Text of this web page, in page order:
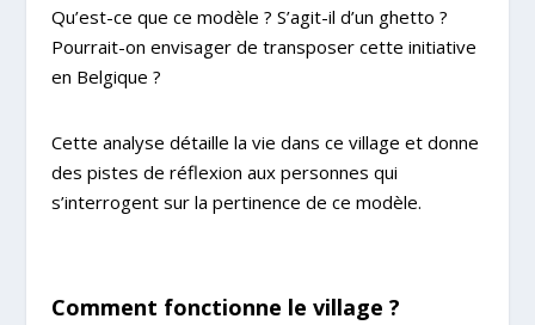
Qu’est-ce que ce modèle ? S’agit-il d’un ghetto ?
Pourrait-on envisager de transposer cette initiative
en Belgique ?
Cette analyse détaille la vie dans ce village et donne
des pistes de réflexion aux personnes qui
s’interrogent sur la pertinence de ce modèle.
Comment fonctionne le village ?